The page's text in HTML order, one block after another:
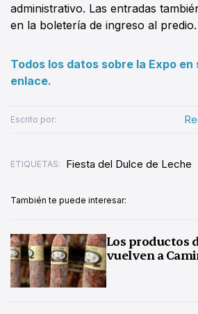
administrativo. Las entradas
en la boletería de ingreso al predio.
Todos los datos sobre la Expo
enlace.
Escrito por:
ETIQUETAS: Fiesta del Dulce de Leche
También te puede interesar:
Los productos
vuelven a